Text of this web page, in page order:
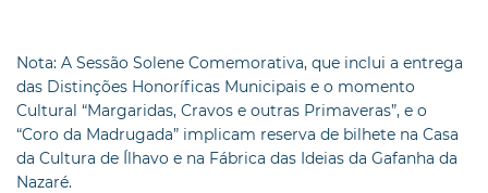
Nota: A Sessão Solene Comemorativa, que inclui a entrega
das Distinções Honoríficas Municipais e o momento
Cultural “Margaridas, Cravos e outras Primaveras”, e o
“Coro da Madrugada” implicam reserva de bilhete na Casa
da Cultura de Ílhavo e na Fábrica das Ideias da Gafanha da
Nazaré.